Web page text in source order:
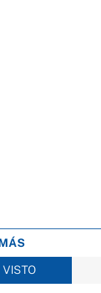
VISTO